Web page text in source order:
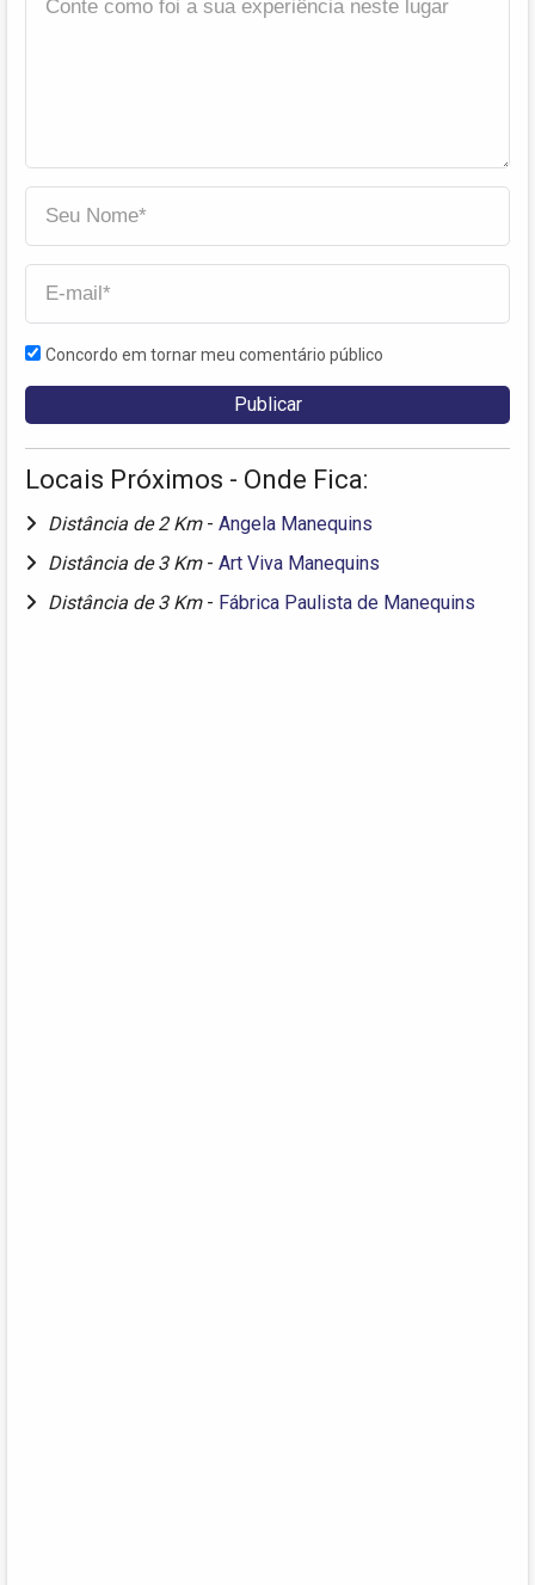
Concordo em tornar meu comentário público
Locais Próximos - Onde Fica:
Distância de 2 Km - Angela Manequins
Distância de 3 Km - Art Viva Manequins
Distância de 3 Km - Fábrica Paulista de Manequins